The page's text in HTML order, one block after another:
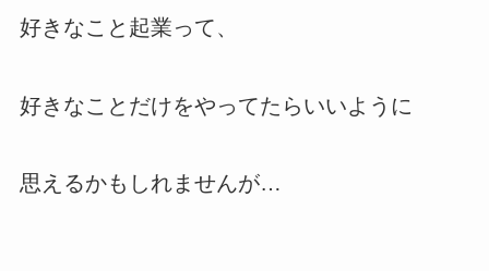
好きなこと起業って、
好きなことだけをやってたらいいように
思えるかもしれませんが…